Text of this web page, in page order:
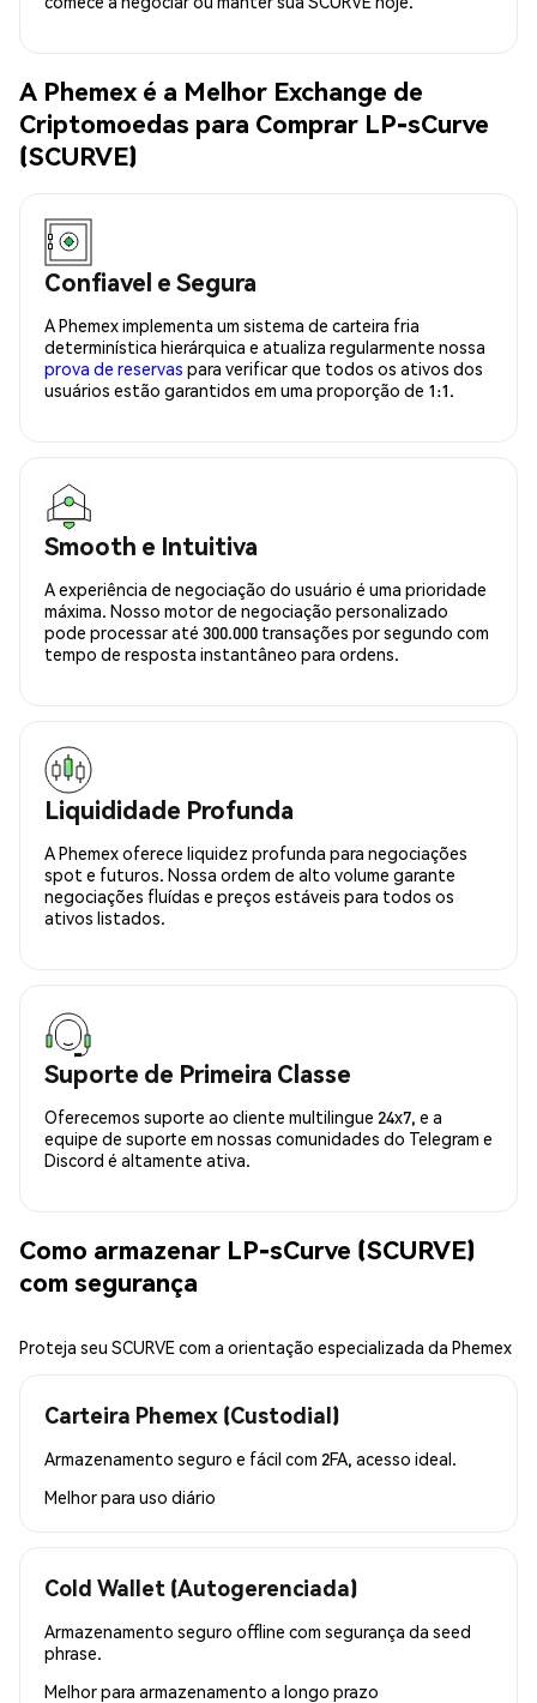
A Phemex é a Melhor Exchange de
Criptomoedas para Comprar LP-sCurve
(SCURVE)
Confiavel e Segura
A Phemex implementa um sistema de carteira fria
determinística hierárquica e atualiza regularmente nossa
prova de reservas para verificar que todos os ativos dos
usuários estão garantidos em uma proporção de 1:1.
Smooth e Intuitiva
A experiência de negociação do usuário é uma prioridade
máxima. Nosso motor de negociação personalizado
pode processar até 300.000 transações por segundo com
tempo de resposta instantâneo para ordens.
Liquididade Profunda
A Phemex oferece liquidez profunda para negociações
spot e futuros. Nossa ordem de alto volume garante
negociações fluídas e preços estáveis para todos os
ativos listados.
Suporte de Primeira Classe
Oferecemos suporte ao cliente multilingue 24x7, e a
equipe de suporte em nossas comunidades do Telegram e
Discord é altamente ativa.
Como armazenar LP-sCurve (SCURVE)
com segurança
Proteja seu SCURVE com a orientação especializada da Phemex
Carteira Phemex (Custodial)
Armazenamento seguro e fácil com 2FA, acesso ideal.
Melhor para uso diário
Cold Wallet (Autogerenciada)
Armazenamento seguro offline com segurança da seed
phrase.
Melhor para armazenamento a longo prazo